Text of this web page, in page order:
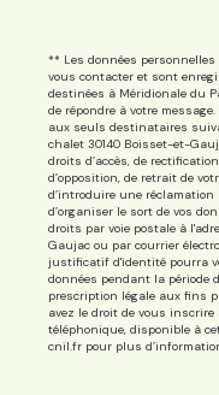
** Les données
vous contacter et sont
destinées à Méridionale du
de répondre à votre
aux seuls destinataires
chalet 30140 Boisset-et-
droits d’accès, de
d’opposition, de retrait de
d’introduire une
d’organiser le sort de vos
droits par voie postale à
Gaujac ou par courrier
justificatif d'identité pourra
données pendant la période
prescription légale aux fins
avez le droit de vous
téléphonique, disponible à
cnil.fr pour plus